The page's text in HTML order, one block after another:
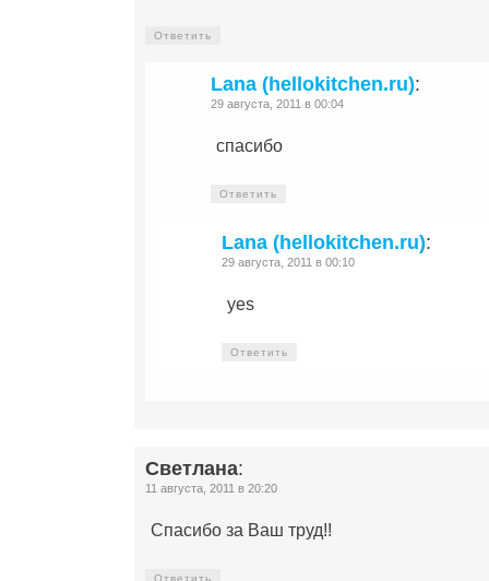
Ответить
Lana (hellokitchen.ru):
29 августа, 2011 в 00:04
спасибо
Ответить
Lana (hellokitchen.ru):
29 августа, 2011 в 00:10
yes
Ответить
Светлана:
11 августа, 2011 в 20:20
Спасибо за Ваш труд!!
Ответить